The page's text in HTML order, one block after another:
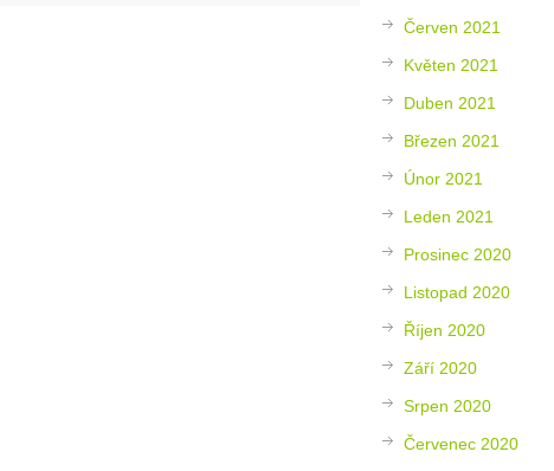
Červen 2021
Květen 2021
Duben 2021
Březen 2021
Únor 2021
Leden 2021
Prosinec 2020
Listopad 2020
Říjen 2020
Září 2020
Srpen 2020
Červenec 2020